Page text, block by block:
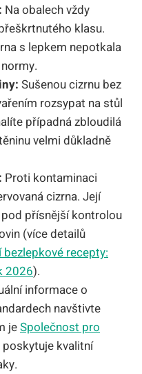
Na obalech vždy
klasu.
s lepkem nepotkala
Sušenou cizrnu bez
rozsypat na stůl
případná zbloudilá
velmi důkladně
Proti kontaminaci
cizrna. Její
přísnější kontrolou
(více detailů
bezlepkové recepty:
2026).
informace o
navštivte
jeSpolečnost pro
poskytuje kvalitní